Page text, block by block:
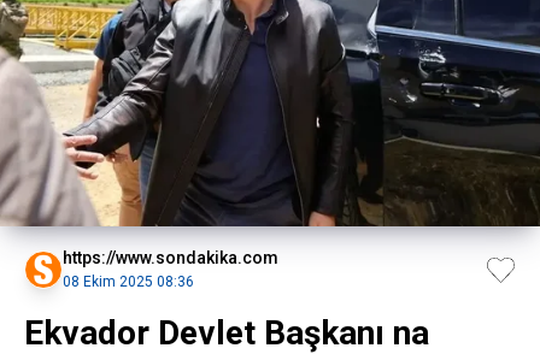
https://www.sondakika.com
08 Ekim 2025 08:36
Ekvador Devlet Başkanı na